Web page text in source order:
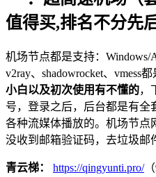
值得买,排名不分先后
机场节点都是支持：Windows/
v2ray、shadowrocket、vmess
小白以及初次使用有不懂的，
号，登录之后，后台都是有
各种流媒体播放的。机场节点
没收到邮箱验证码，去垃圾邮
青云梯： https://qingyunti.pro/